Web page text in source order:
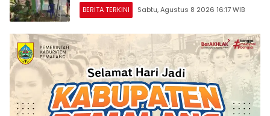
BERITA TERKINI Sabtu, Agustus 8 2026 16:17 WIB